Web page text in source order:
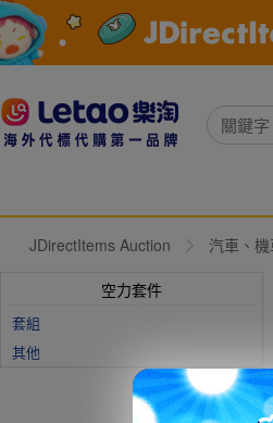
JDirectItems Auction 汽車、機
空力套件
套組
其他